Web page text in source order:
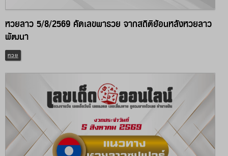
หวยลาว 5/8/2569 คัดเลขพารวย จากสถิติย้อนหลังหวยลาว
พัฒนา
หวย